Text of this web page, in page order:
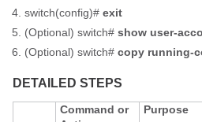
switch(config)# exit
(Optional) switch# show user-
(Optional) switch# copy running-
DETAILED STEPS
Command or
Purpose